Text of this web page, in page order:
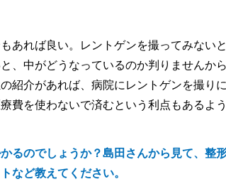
あれば良い。レントゲンを撮ってみない
、中がどうなっているのか判りませんか
紹介があれば、病院にレントゲンを撮り
を使わないで済むという利点もあるよう
のでしょうか？島田さんから見て、整
など教えてください。